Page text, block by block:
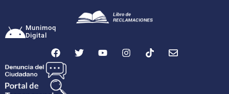
Munimoq
Digital